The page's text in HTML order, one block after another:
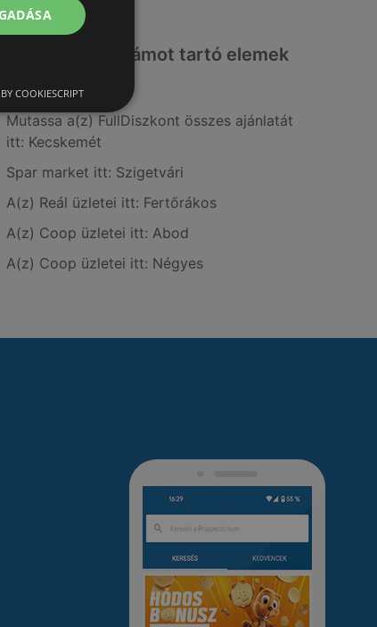
Érdeklődésre számot tartó elemek
Mutassa a(z) FullDiszkont összes ajánlatát
itt: Kecskemét
Spar market itt: Szigetvári
A(z) Reál üzletei itt: Fertőrákos
A(z) Coop üzletei itt: Abod
A(z) Coop üzletei itt: Négyes
COOKIESCRIPT